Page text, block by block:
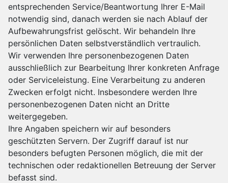
entsprechenden Service/Beantwortung Ihrer E-Mail
notwendig sind, danach werden sie nach Ablauf der
Aufbewahrungsfrist gelöscht. Wir behandeln Ihre
persönlichen Daten selbstverständlich vertraulich.
Wir verwenden Ihre personenbezogenen Daten
ausschließlich zur Bearbeitung Ihrer konkreten Anfrage
oder Serviceleistung. Eine Verarbeitung zu anderen
Zwecken erfolgt nicht. Insbesondere werden Ihre
personenbezogenen Daten nicht an Dritte
weitergegeben.
Ihre Angaben speichern wir auf besonders
geschützten Servern. Der Zugriff darauf ist nur
besonders befugten Personen möglich, die mit der
technischen oder redaktionellen Betreuung der Server
befasst sind.